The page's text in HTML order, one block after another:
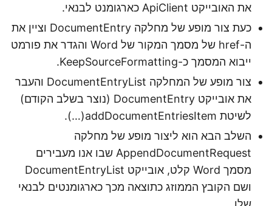
את האובייקט ApiClient כארגומנט לבנאי.
כעת צור מופע של מחלקה DocumentEntry וציין את
ה-href של מסמך המקור של Word והגדר את פורמט
ייבוא המסמך כ-KeepSourceFormatting.
צור מופע של המחלקה DocumentEntryList והעבר
את אובייקט DocumentEntry (נוצר בשלב הקודם)
לשיטת addDocumentEntriesItem(…).
השלב הבא הוא ליצור מופע של מחלקה
AppendDocumentRequest שבו אנו מעבירים
מסמך Word קלט, אובייקט DocumentEntryList
ושם הקובץ הממוזג כתוצאה מכך כארגומנטים לבנאי